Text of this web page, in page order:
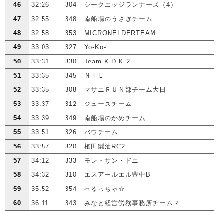
46
32:26 304
シークエッジランナーズ（4）
47
32:55 348
南船場のうさぎチーム
48
32:58 353
MICRONELDERTEAM
49
33:03 327
Yo-Ko-
50
33:31 330
Team K.D.K.2
51
33:35 345
ＮＩＬ
52
33:35 308
マサニＲＵＮ部チーム大日
53
33:37 312
ジュースチーム
54
33:39 349
南船場のかめチーム
55
33:51 326
バウチーム
56
33:57 320
植田製油RC2
57
34:12 333
モレ・サン・ドニ
58
34:32 310
エスアールエル豊中B
59
35:52 354
べるっちゃ☆
60
36:11 343
みなと経営労務事務所チームＲ